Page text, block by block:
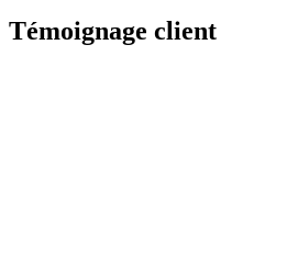
Témoignage client